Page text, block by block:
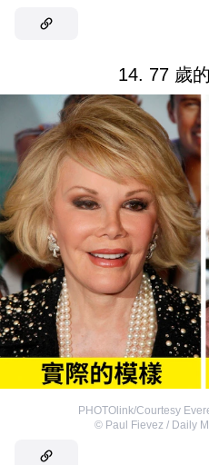
14. 77 歲
PHOTOlink/Courtesy
© Paul Fievez / Daily